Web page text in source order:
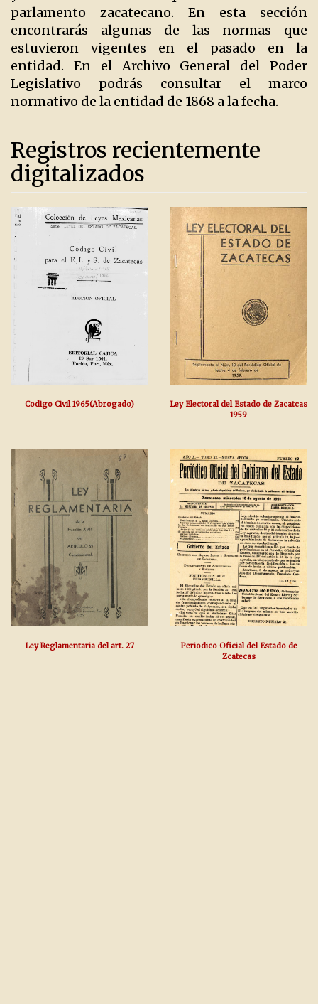
parlamento zacatecano. En esta sección
encontrarás algunas de las normas que
estuvieron vigentes en el pasado en la
entidad. En el Archivo General del Poder
Legislativo podrás consultar el marco
normativo de la entidad de 1868 a la fecha.
Registros recientemente
digitalizados
Codigo Civil 1965(Abrogado)
Ley Electoral del Estado de Zacatcas
1959
Ley Reglamentaria del art. 27
Periodico Oficial del Estado de
Zcatecas